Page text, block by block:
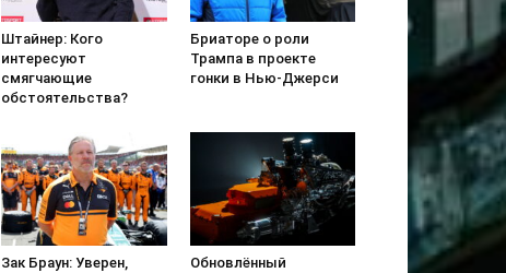
Штайнер: Кого
интересуют
смягчающие
обстоятельства?
Бриаторе о роли
Трампа в проекте
гонки в Нью-Джерси
Зак Браун: Уверен,
Обновлённый